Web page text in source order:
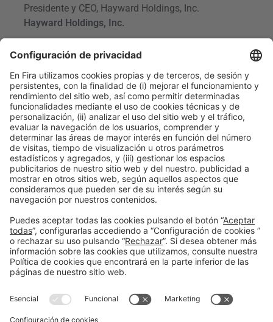
Presidente y CEO, Hayward Holdings, Inc.
Hayward Holdings, Inc.
Información general
Aviso legal
Política de privacidad
Política de cookies
#PISCINABARCELONA
en las redes sociales